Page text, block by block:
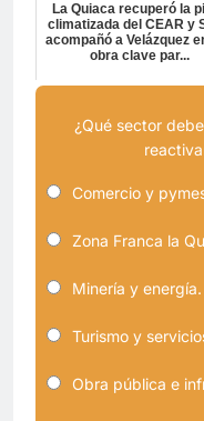
La Quiaca recuperó la
climatizada del CEAR y
acompañó a Velázquez
obra clave par...
¿Qué sector
Comercio y
Zona Franca la
Minería y energía.
Turismo y
Obra pública e